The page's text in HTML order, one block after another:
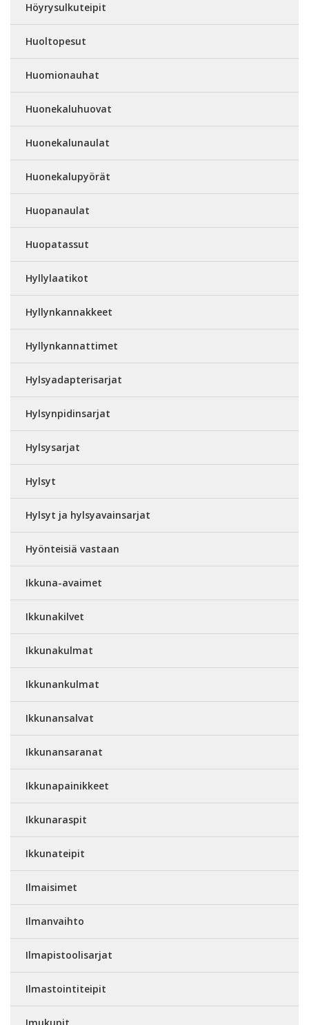
Höyrysulkuteipit
Huoltopesut
Huomionauhat
Huonekaluhuovat
Huonekalunaulat
Huonekalupyörät
Huopanaulat
Huopatassut
Hyllylaatikot
Hyllynkannakkeet
Hyllynkannattimet
Hylsyadapterisarjat
Hylsynpidinsarjat
Hylsysarjat
Hylsyt
Hylsyt ja hylsyavainsarjat
Hyönteisiä vastaan
Ikkuna-avaimet
Ikkunakilvet
Ikkunakulmat
Ikkunankulmat
Ikkunansalvat
Ikkunansaranat
Ikkunapainikkeet
Ikkunaraspit
Ikkunateipit
Ilmaisimet
Ilmanvaihto
Ilmapistoolisarjat
Ilmastointiteipit